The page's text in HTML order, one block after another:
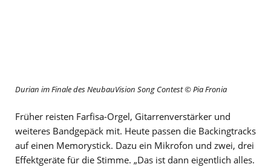
Durian im Finale des NeubauVision Song Contest © Pia Fronia
Früher reisten Farfisa-Orgel, Gitarrenverstärker und
weiteres Bandgepäck mit. Heute passen die Backingtracks
auf einen Memorystick. Dazu ein Mikrofon und zwei, drei
Effektgeräte für die Stimme. „Das ist dann eigentlich alles.